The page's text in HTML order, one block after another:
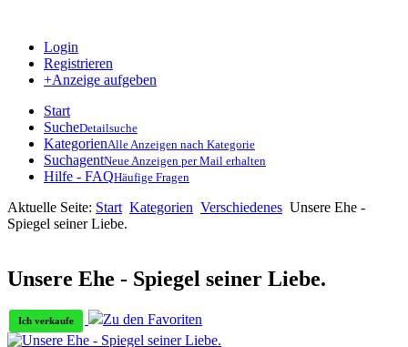
Login
Registrieren
+Anzeige aufgeben
Start
SucheDetailsuche
KategorienAlle Anzeigen nach Kategorie
SuchagentNeue Anzeigen per Mail erhalten
Hilfe - FAQHäufige Fragen
Aktuelle Seite: Start Kategorien Verschiedenes Unsere Ehe -
Spiegel seiner Liebe.
Unsere Ehe - Spiegel seiner Liebe.
Ich verkaufe Zu den Favoriten